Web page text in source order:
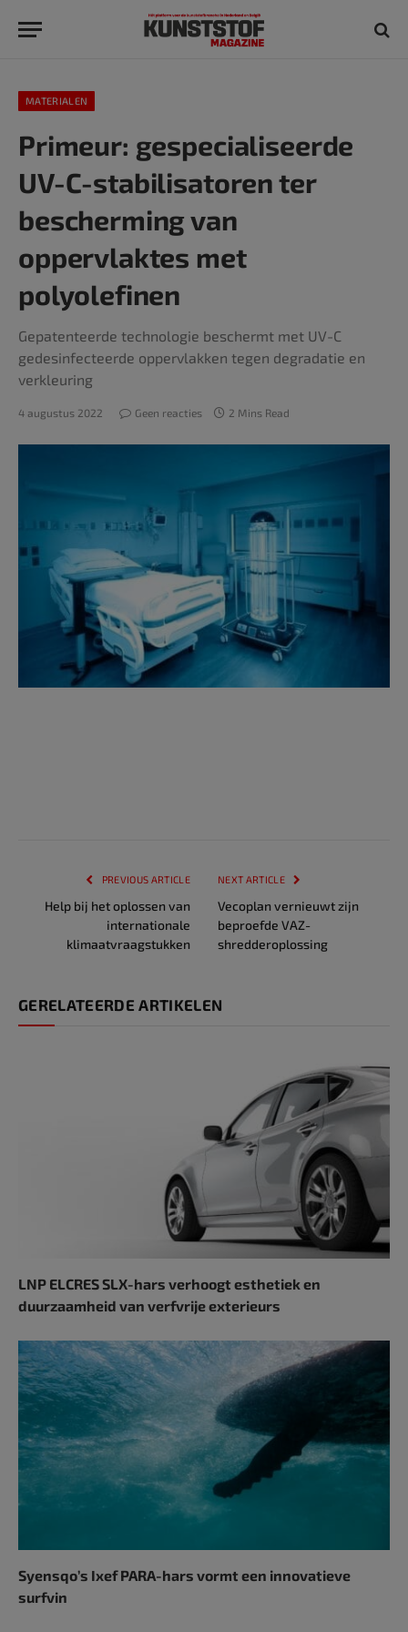
MATERIALEN
Primeur: gespecialiseerde
UV-C-stabilisatoren ter
bescherming van
oppervlaktes met
polyolefinen
Gepatenteerde technologie beschermt met UV-C
gedesinfecteerde oppervlakken tegen degradatie en
verkleuring
4 augustus 2022 Geen reacties 2 Mins Read
PREVIOUS ARTICLE
Help bij het oplossen van
internationale
klimaatvraagstukken
NEXT ARTICLE
Vecoplan vernieuwt zijn
beproefde VAZ-
shredderoplossing
GERELATEERDE ARTIKELEN
LNP ELCRES SLX-hars verhoogt esthetiek en
duurzaamheid van verfvrije exterieurs
Syensqo’s Ixef PARA-hars vormt een innovatieve
surfvin